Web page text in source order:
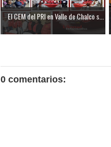
El CEM del PRI en Valle de Chalco s...
0 comentarios: